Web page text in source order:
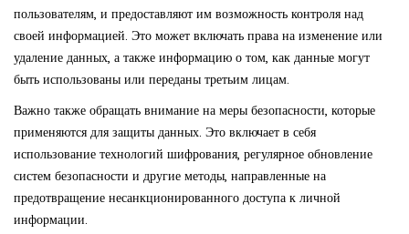
пользователям, и предоставляют им возможность контроля над
своей информацией. Это может включать права на изменение или
удаление данных, а также информацию о том, как данные могут
быть использованы или переданы третьим лицам.
Важно также обращать внимание на меры безопасности, которые
применяются для защиты данных. Это включает в себя
использование технологий шифрования, регулярное обновление
систем безопасности и другие методы, направленные на
предотвращение несанкционированного доступа к личной
информации.